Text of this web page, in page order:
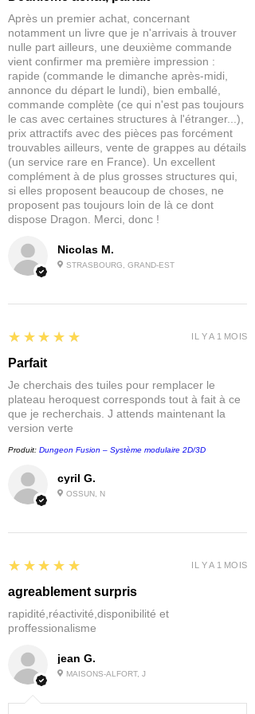
pas à un enfant de moins de 14 ans.
Nicolas M.
STRASBOURG, GRAND-EST
Après un premier achat, concernant
notamment un livre que je n'arrivais à trouver
nulle part ailleurs, une deuxième commande
vient confirmer ma première impression :
rapide (commande le dimanche après-midi,
annonce du départ le lundi), bien emballé,
commande complète (ce qui n'est pas toujours
le cas avec certaines structures à l'étranger...),
prix attractifs avec des pièces pas forcément
trouvables ailleurs, vente de grappes au détails
(un service rare en France). Un excellent
complément à de plus grosses structures qui,
si elles proposent beaucoup de choses, ne
proposent pas toujours loin de là ce dont
dispose Dragon. Merci, donc !
cyril G.
OSSUN, N
5
★★★★★
Parfait
Je cherchais des tuiles pour remplacer le
plateau heroquest corresponds tout à fait à ce
que je recherchais. J attends maintenant la
version verte
Produit: Dungeon Fusion – Système modulaire 2D/3D
IL Y A 1 MOIS
jean G.
MAISONS-ALFORT, J
5
★★★★★
agreablement surpris
rapidité,réactivité,disponibilité et
proffessionalisme
IL Y A 1 MOIS